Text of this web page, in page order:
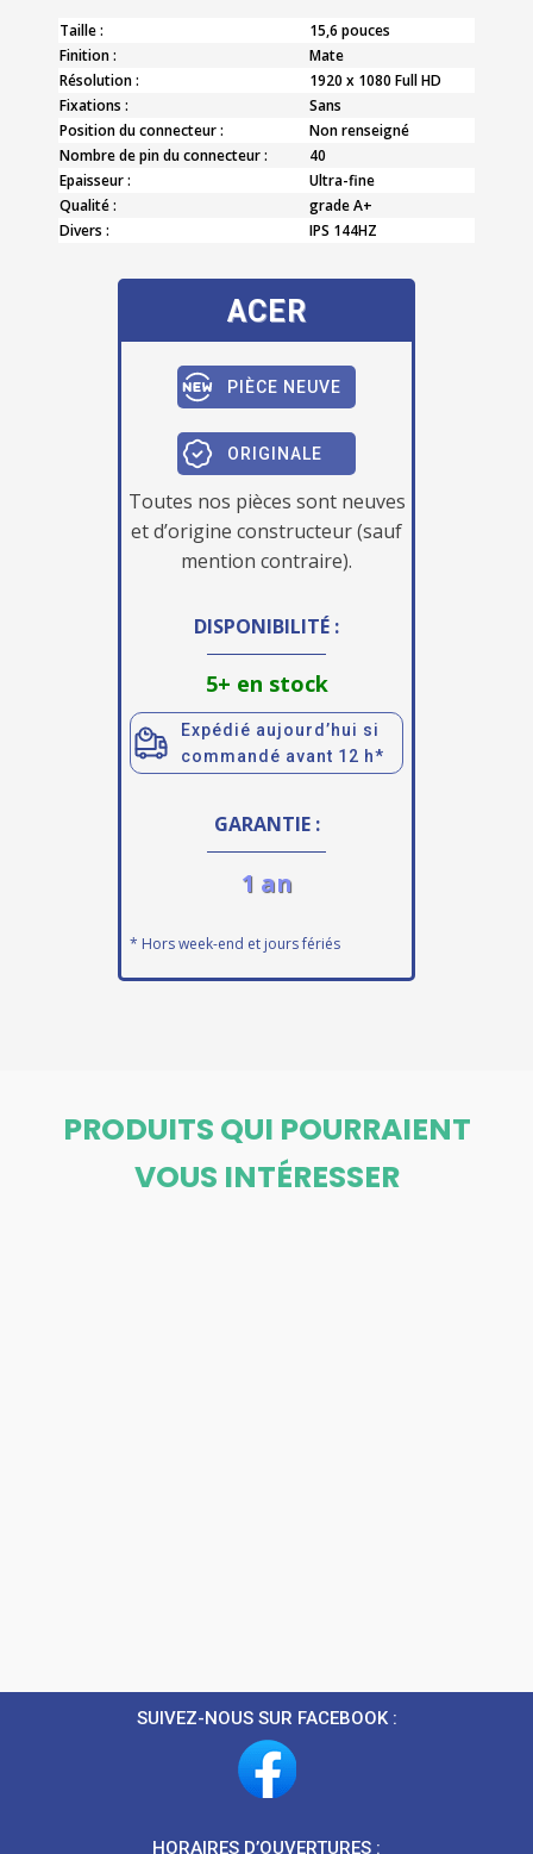
Taille :
15,6 pouces
Finition :
Mate
Résolution :
1920 x 1080 Full HD
Fixations :
Sans
Position du connecteur :
Non renseigné
Nombre de pin du connecteur :
40
Epaisseur :
Ultra-fine
Qualité :
grade A+
Divers :
IPS 144HZ
ACER
PIÈCE NEUVE
ORIGINALE
Toutes nos pièces sont neuves
et d’origine constructeur (sauf
mention contraire).
DISPONIBILITÉ :
5+ en stock
Expédié aujourd’hui si
commandé avant 12 h*
GARANTIE :
1 an
* Hors week-end et jours fériés
PRODUITS QUI POURRAIENT
VOUS INTÉRESSER
SUIVEZ-NOUS SUR FACEBOOK :
HORAIRES D’OUVERTURES :